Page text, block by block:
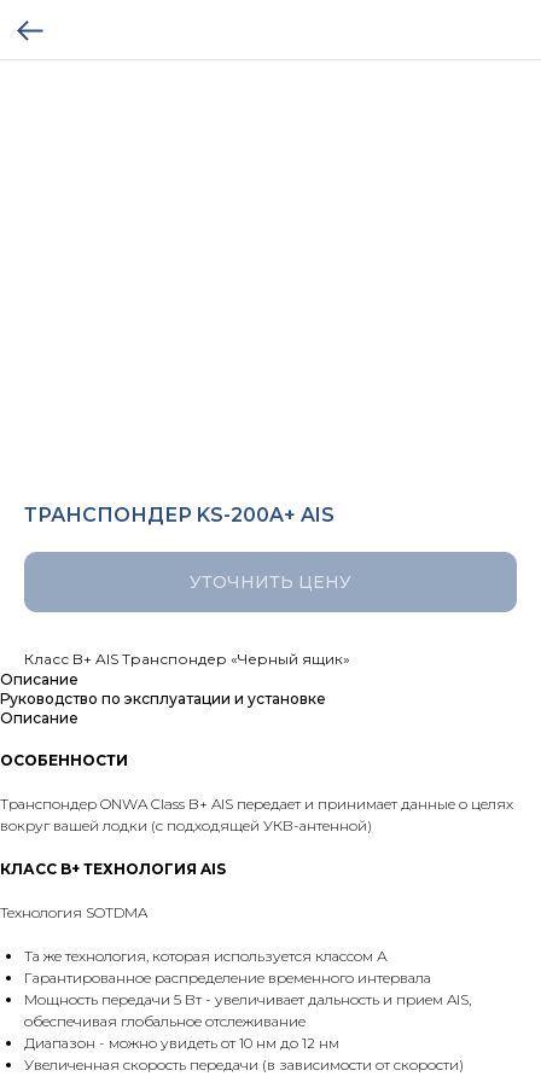
ТРАНСПОНДЕР KS-200A+ AIS
УТОЧНИТЬ ЦЕНУ
Класс B+ AIS Транспондер «Черный ящик»
Описание
Руководство по эксплуатации и установке
Описание
ОСОБЕННОСТИ
Транспондер ONWA Class B+ AlS передает и принимает данные о целях
вокруг вашей лодки (с подходящей УКВ-антенной)
КЛАСС B+ ТЕХНОЛОГИЯ AIS
Технология SOTDMA
Та же технология, которая используется классом А
Гарантированное распределение временного интервала
Мощность передачи 5 Вт - увеличивает дальность и прием AIS,
обеспечивая глобальное отслеживание
Диапазон - можно увидеть от 10 нм до 12 нм
Увеличенная скорость передачи (в зависимости от скорости)